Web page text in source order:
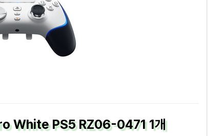
White PS5 RZ06-0471 1개